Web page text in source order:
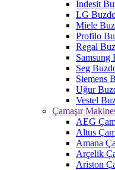
İndesit
LG
Miele
Profilo
Regal
Samsung
Seg
Siemens
Uğur
Vestel
Çamaşır
AEG
Altus
Amana
Arçelik
Ariston